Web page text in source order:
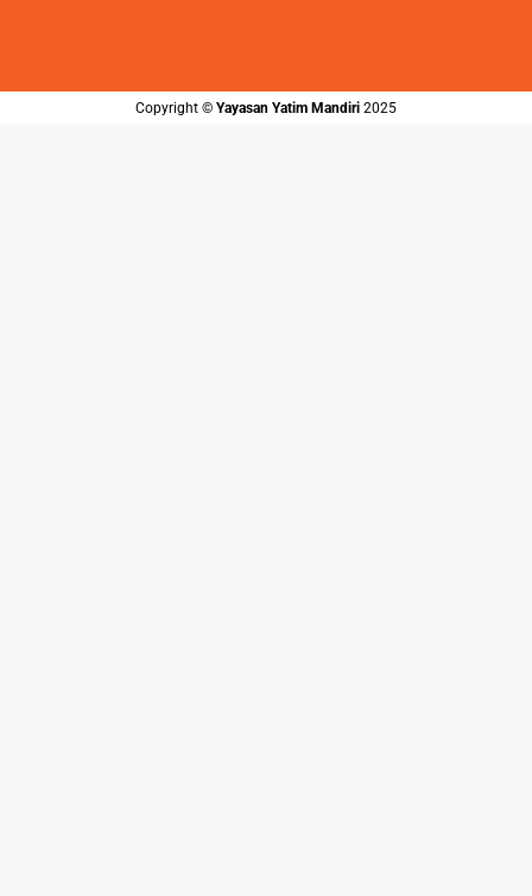
Copyright ©️ Yayasan Yatim Mandiri 2025